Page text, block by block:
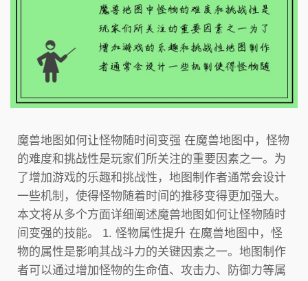
魔兽地图如何让怪物随时间变强 在魔兽地图中，怪物
的难度和挑战性是玩家们所关注的重要因素之一。为
了增加游戏的乐趣和挑战性，地图制作者通常会设计
一些机制，使得怪物随着时间的推移变得更加强大。
本文将从多个方面详细阐述魔兽地图如何让怪物随时
间变强的技能。 1. 怪物属性提升 在魔兽地图中，怪
物的属性是影响其战斗力的关键因素之一。地图制作
者可以通过增加怪物的生命值、攻击力、防御力等属